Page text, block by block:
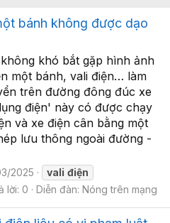
bánh không được dạo
khó bắt gặp hình ảnh
một bánh, vali điện… làm
trên đường đông đúc xe
điện' này có được chạy
và xe điện cân bằng một
lưu thông ngoài đường -
2025 vali điện
lời: 0 Diễn đàn: Nóng trên mạng